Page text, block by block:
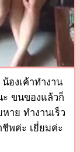
น้องเค้าทำงาน
ขนของแล้วก็
หาย ทำงานเร็ว
พค่ะ เยี่ยมค่ะ